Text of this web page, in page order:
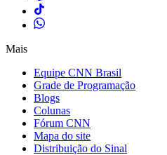
Mais
Equipe CNN Brasil
Grade de Programação
Blogs
Colunas
Fórum CNN
Mapa do site
Distribuição do Sinal